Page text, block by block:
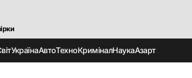
УкраїнаАвтоТехноКриміналНаукаАзарт